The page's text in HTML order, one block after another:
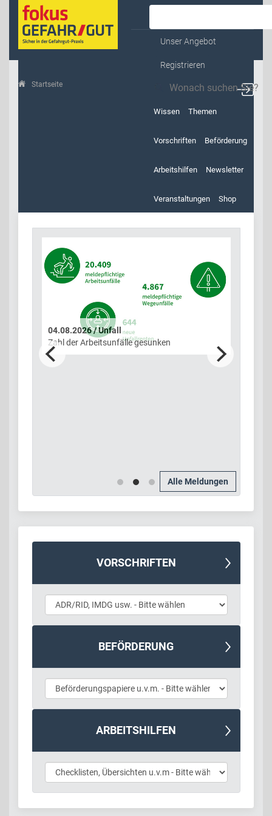
Unser Angebot
Registrieren
Wissen Themen
Vorschriften Beförderung
Arbeitshilfen Newsletter
Veranstaltungen Shop
Startseite
04.08.2026 / Unfall
Zahl der Arbeitsunfälle gesunken
Alle Meldungen
VORSCHRIFTEN
BEFÖRDERUNG
ARBEITSHILFEN